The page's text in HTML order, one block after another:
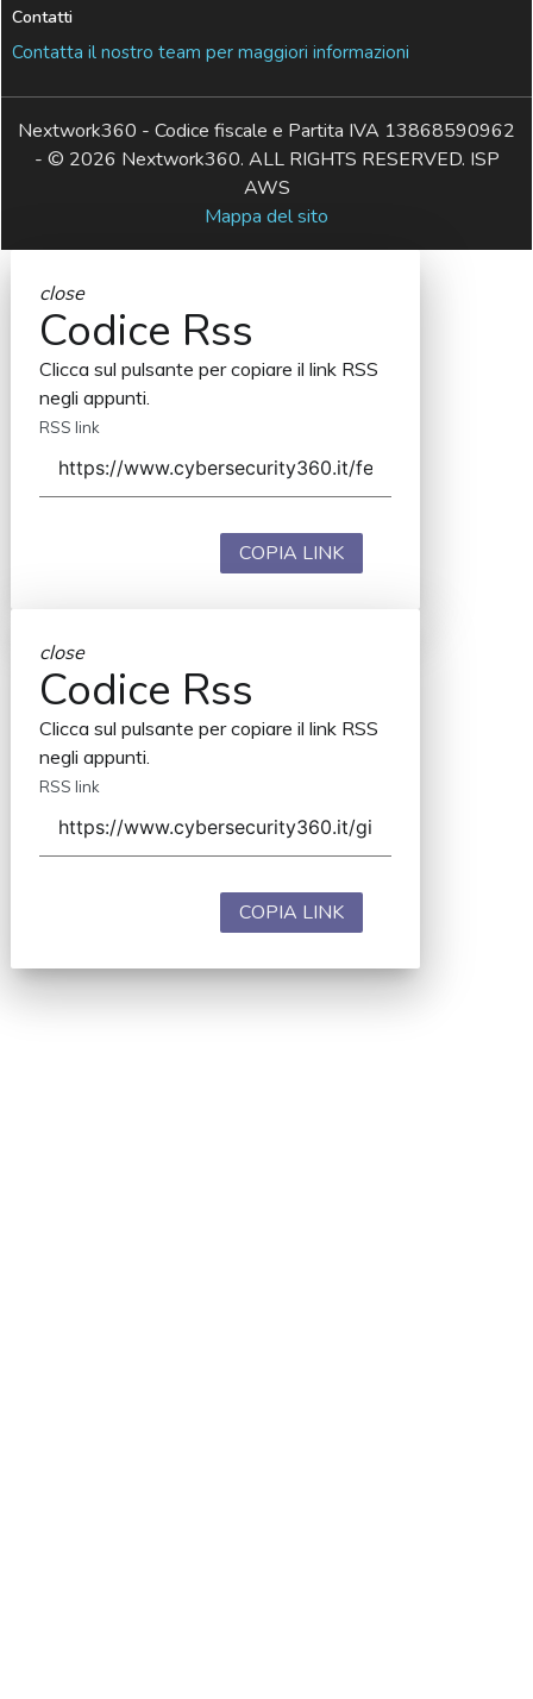
Contatti
Contatta il nostro team per maggiori informazioni
Nextwork360 - Codice fiscale e Partita IVA 13868590962
- © 2026 Nextwork360. ALL RIGHTS RESERVED. ISP
AWS
Mappa del sito
close
Codice Rss
Clicca sul pulsante per copiare il link RSS
negli appunti.
RSS link
COPIA LINK
close
Codice Rss
Clicca sul pulsante per copiare il link RSS
negli appunti.
RSS link
COPIA LINK